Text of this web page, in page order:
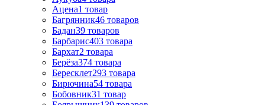
Ацена1 товар
Багрянник46 товаров
Бадан39 товаров
Барбарис403 товара
Бархат2 товара
Берёза374 товара
Бересклет293 товара
Бирючина54 товара
Бобовник31 товар